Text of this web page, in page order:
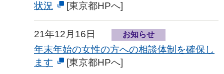
状況
[東京都HPへ]
21年12月16日 お知らせ
年末年始の女性の方への相談体制を確保し
ます
[東京都HPへ]